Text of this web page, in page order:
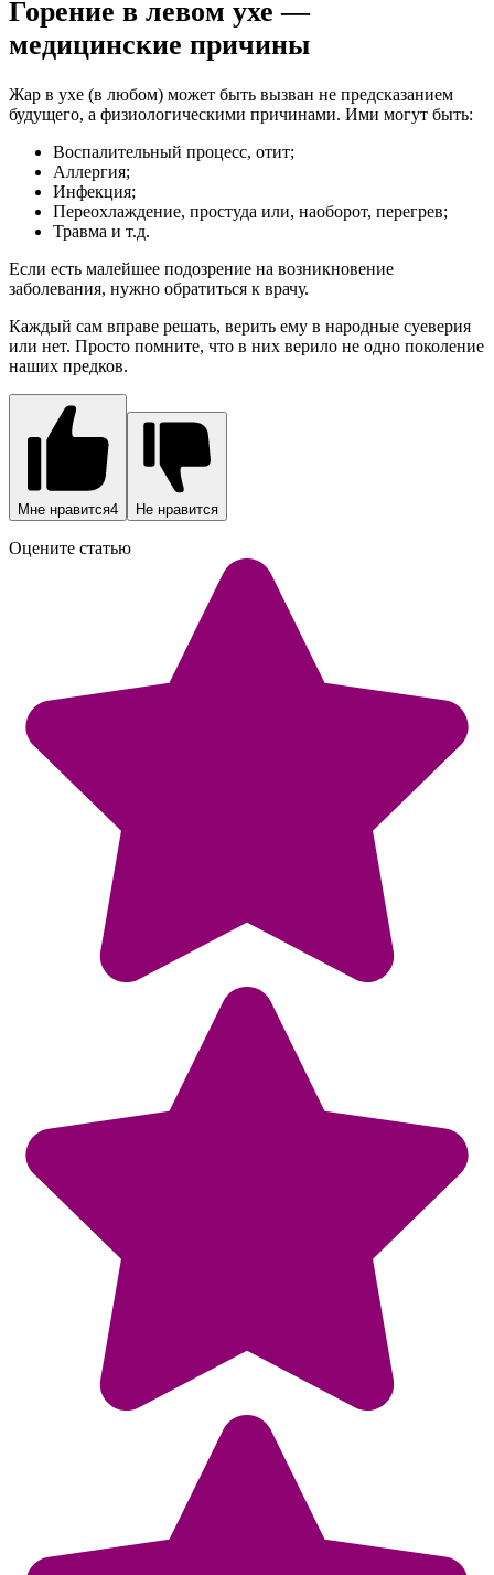
Горение в левом ухе —
медицинские причины
Жар в ухе (в любом) может быть вызван не предсказанием
будущего, а физиологическими причинами. Ими могут быть:
Воспалительный процесс, отит;
Аллергия;
Инфекция;
Переохлаждение, простуда или, наоборот, перегрев;
Травма и т.д.
Если есть малейшее подозрение на возникновение
заболевания, нужно обратиться к врачу.
Каждый сам вправе решать, верить ему в народные суеверия
или нет. Просто помните, что в них верило не одно поколение
наших предков.
Мне нравится4 Не нравится
Оцените статью